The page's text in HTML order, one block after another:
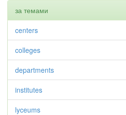
за темами
centers
colleges
departments
institutes
lyceums